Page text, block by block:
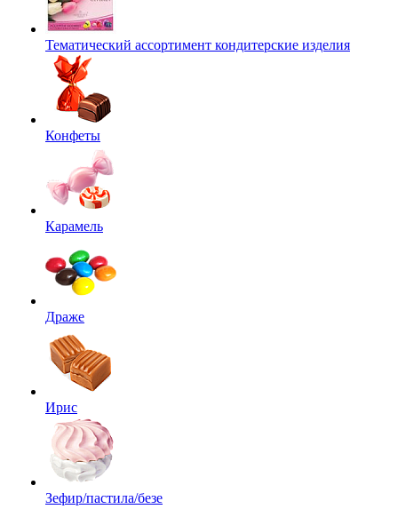
Тематический ассортимент кондитерские изделия
Конфеты
Карамель
Драже
Ирис
Зефир/пастила/безе